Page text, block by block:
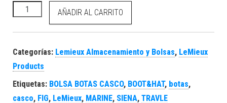
LEMIEUX Boot & Hat Bag FIG BOLSA BOTAS+CASCO cantidad
AÑADIR AL CARRITO
Categorías: Lemieux Almacenamiento y Bolsas, LeMieux
Products
Etiquetas: BOLSA BOTAS CASCO, BOOT&HAT, botas,
casco, FIG, LeMieux, MARINE, SIENA, TRAVLE